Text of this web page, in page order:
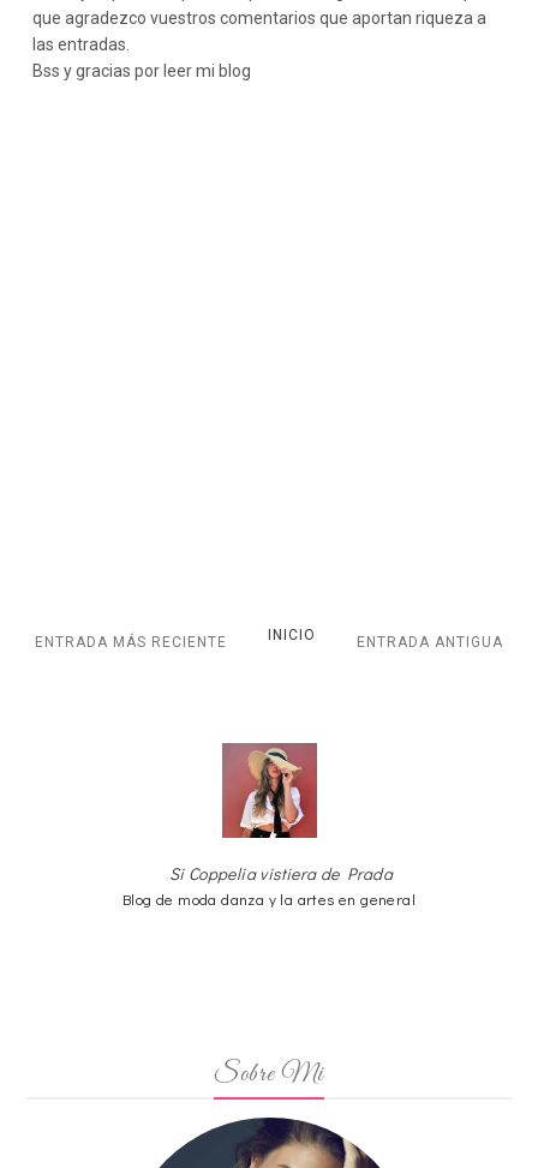
que agradezco vuestros comentarios que aportan riqueza a
las entradas.
Bss y gracias por leer mi blog
ENTRADA MÁS RECIENTE ENTRADA ANTIGUA
INICIO
Si Coppelia vistiera de Prada
Blog de moda danza y la artes en general
Sobre Mi